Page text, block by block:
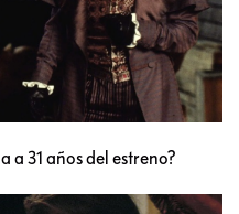
a 31 años del estreno?